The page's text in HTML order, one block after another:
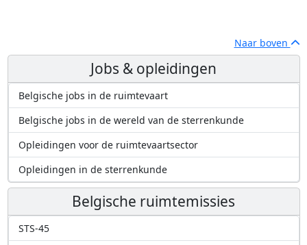
Naar boven
Jobs & opleidingen
Belgische jobs in de ruimtevaart
Belgische jobs in de wereld van de sterrenkunde
Opleidingen voor de ruimtevaartsector
Opleidingen in de sterrenkunde
Belgische ruimtemissies
STS-45